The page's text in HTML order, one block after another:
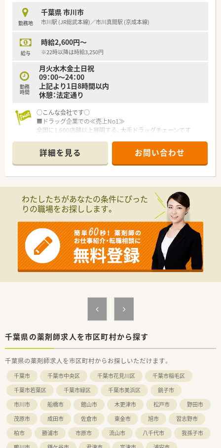
■育児休暇は3歳まで取得が可能で、時短制度は小学5年生まで
時短勤務ができるよう変更予定です。
■年間休日が120日とワークライフバランスが整っています
たくさんあります！
勤務地
千葉県 市川市
市川駅 (JR総武本線)／市川真間駅 (京成本線)
給与
時給2,600円～
※22時以降は時給3,250円
勤務
時間
月火水木金土日祝
09：00～24：00
上記より1日8時間以内
休憩：法定通り
○こんな会社です○
■ドラッグ企業での≪売上No1≫
全国に1,600店舗以上展開する、大手ドラッグチェーンです
調剤報酬改定の影響もなく、今後も業界で長く生き残っていける
安定企業です
■臨時ボーナス・支給あり！
利益が出れば従業員にしっかりと還元される会社です
…入学金・授業料・居住経費の補助ありで、大学院へ進学できます
…ガン研修プログラムとして、6ヶ月の病院研修に参加できます
■調剤薬局と同じ環境でスキルアップ可能！
1店舗あたり月平均1,000枚程度の応需枚数があり、ドラッグで
も調剤専門薬局と同等にスキルアップができます
■在宅も業界No1！
10年以上前から無菌調剤もスタートし関東でも約10店舗で実
施。在宅報酬金額もドラッグストア内で第1位です。
■時短勤務は、お子様が中学1年生まで取得可能！と業界屈指の
期間です
詳細を見る お問い合わせ
わたしたちがあなたの条件にぴった
りの職場をお探しします。
千葉県の薬剤師求人を市区町村から探す
千葉県の薬剤師求人を市区町村からお探しいただけます。
千葉市 千葉市中央区 千葉市花見川区
千葉市稲毛区
千葉市若葉区
千葉市緑区 千葉市美浜区
銚子市
市川市
船橋市 館山市 木更津市 松戸市
野田市
茂原市
成田市 佐倉市 東金市 旭市
習志野市
柏市
勝浦市 市原市 流山市 八千代市
我孫子市